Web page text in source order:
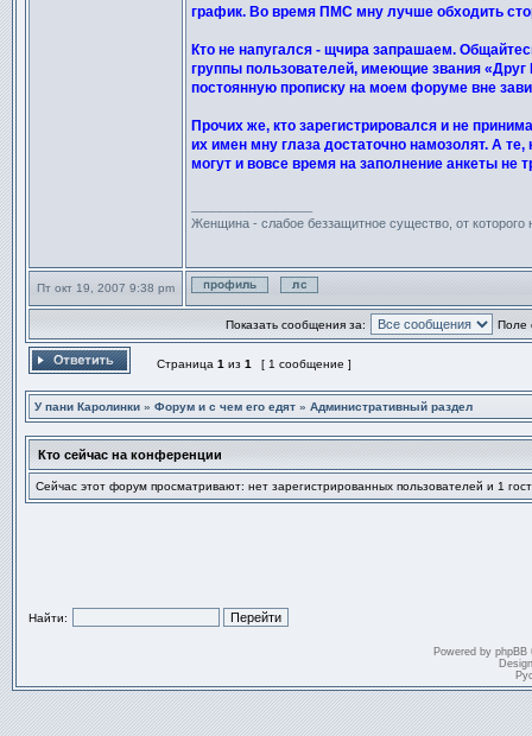
график. Во время ПМС мну лучше обходить
Кто не напугался - щчира запрашаем.
группы пользователей, имеющие звания «Друг
постоянную прописку на моем форуме вне
Прочих же, кто зарегистрировался и не
их имен мну глаза достаточно намозолят. А
могут и вовсе время на заполнение анкеты
Женщина - слабое беззащитное существо, от которого
Пт окт 19, 2007 9:38 pm
Профиль
Отправить личное
Показать сообщения за:
Поле
Страница 1 из 1 [ 1 сообщение ]
У пани Каролинки » Форум и с чем его едят » Административный раздел
Кто сейчас на конференции
Сейчас этот форум просматривают: нет зарегистрированных пользователей и 1
Найти:
Powered by phpBB